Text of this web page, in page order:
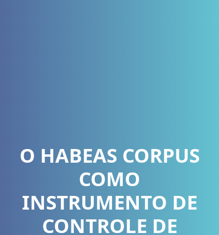
O HABEAS CORPUS
COMO
INSTRUMENTO DE
CONTROLE DE